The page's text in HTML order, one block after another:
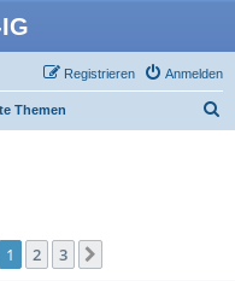
Anmelden
Registrieren
Themen
1 2 3